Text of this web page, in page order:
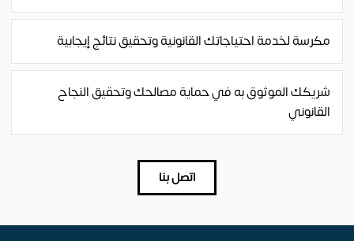
مكرسة لخدمة احتياجاتك القانونية وتحقيق نتائج إيجابية
شريكك الموثوق به في حماية مصالحك وتحقيق النجاح
القانوني
اتصل بنا